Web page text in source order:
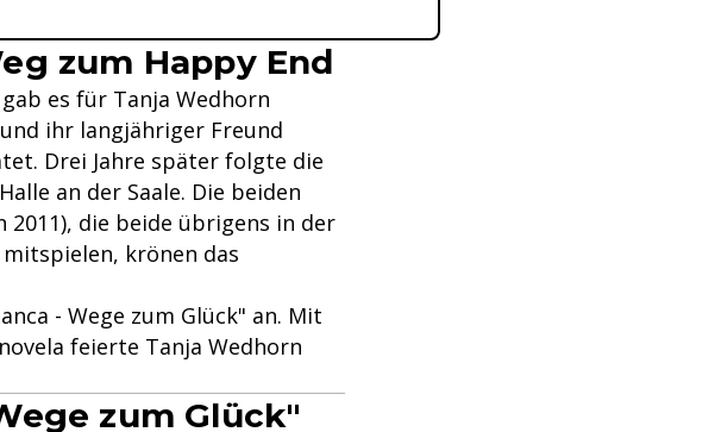
zum Happy End
es für Tanja Wedhorn
ihr langjähriger Freund
Drei Jahre später folgte die
an der Saale. Die beiden
2011), die beide übrigens in der
krönen das
- Wege zum Glück" an. Mit
feierte Tanja Wedhorn
zum Glück"